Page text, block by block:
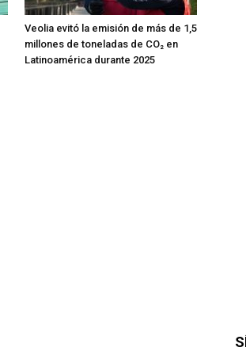
Veolia evitó la emisión de más de 1,5
millones de toneladas de CO₂ en
Latinoamérica durante 2025